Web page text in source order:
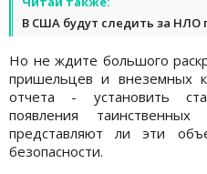
В США будут следить за НЛО
Но не ждите большого
пришельцев и внеземных
отчета - установить
появления
представляют ли эти
безопасности.